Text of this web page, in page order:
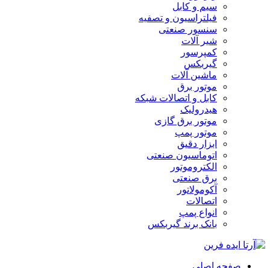
سیم و کابل
فیلتراسیون و تصفیه
سنسور صنعتی
شیر آلات
کمپرسور
گیربکس
ماشین آلات
موتور برق
کابل و اتصالات شبکه
هیدرولیک
موتور برق گازی
موتور پمپ
ابزار دقیق
اتوماسیون صنعتی
الکتروموتور
برق صنعتی
آکومولاتور
اتصالات
انواع پمپ
بانک برند گیربکس
صفحه اصلی